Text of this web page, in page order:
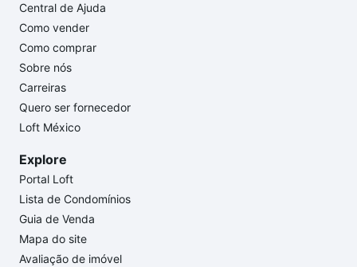
Central de Ajuda
Como vender
Como comprar
Sobre nós
Carreiras
Quero ser fornecedor
Loft México
Explore
Portal Loft
Lista de Condomínios
Guia de Venda
Mapa do site
Avaliação de imóvel